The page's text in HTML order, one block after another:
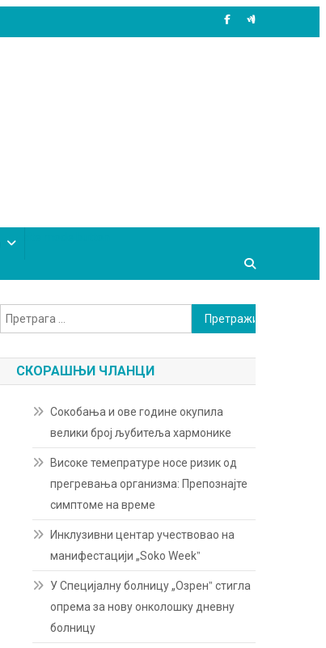
Претрага
за:
СКОРАШЊИ ЧЛАНЦИ
Сокобања и ове године окупила
велики број љубитеља хармонике
Високе темепратуре носе ризик од
прегревања организма: Препознајте
симптоме на време
Инклузивни центар учествовао на
манифестацији „Soko Weekˮ
У Специјалну болницу „Озренˮ стигла
опрема за нову онколошку дневну
болницу